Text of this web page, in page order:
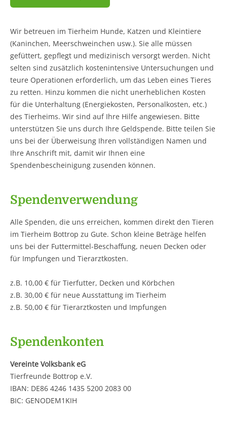
Wir betreuen im Tierheim Hunde, Katzen und Kleintiere
(Kaninchen, Meerschweinchen usw.). Sie alle müssen
gefüttert, gepflegt und medizinisch versorgt werden. Nicht
selten sind zusätzlich kostenintensive Untersuchungen und
teure Operationen erforderlich, um das Leben eines Tieres
zu retten. Hinzu kommen die nicht unerheblichen Kosten
für die Unterhaltung (Energiekosten, Personalkosten, etc.)
des Tierheims. Wir sind auf Ihre Hilfe angewiesen. Bitte
unterstützen Sie uns durch Ihre Geldspende. Bitte teilen Sie
uns bei der Überweisung Ihren vollständigen Namen und
Ihre Anschrift mit, damit wir Ihnen eine
Spendenbescheinigung zusenden können.
Spendenverwendung
Alle Spenden, die uns erreichen, kommen direkt den Tieren
im Tierheim Bottrop zu Gute. Schon kleine Beträge helfen
uns bei der Futtermittel-Beschaffung, neuen Decken oder
für Impfungen und Tierarztkosten.
z.B. 10,00 € für Tierfutter, Decken und Körbchen
z.B. 30,00 € für neue Ausstattung im Tierheim
z.B. 50,00 € für Tierarztkosten und Impfungen
Spendenkonten
Vereinte Volksbank eG
Tierfreunde Bottrop e.V.
IBAN: DE86 4246 1435 5200 2083 00
BIC: GENODEM1KIH